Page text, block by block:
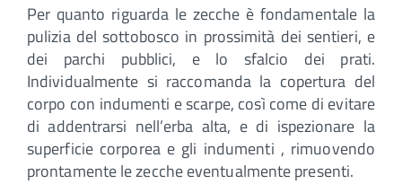
Per quanto riguarda le zecche è fondamentale la
pulizia del sottobosco in prossimità dei sentieri, e
dei parchi pubblici, e lo sfalcio dei prati.
Individualmente si raccomanda la copertura del
corpo con indumenti e scarpe, così come di evitare
di addentrarsi nell’erba alta, e di ispezionare la
superficie corporea e gli indumenti , rimuovendo
prontamente le zecche eventualmente presenti.